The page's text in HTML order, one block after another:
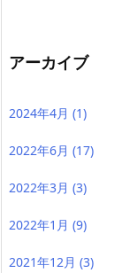
アーカイブ
2024年4月 (1)
2022年6月 (17)
2022年3月 (3)
2022年1月 (9)
2021年12月 (3)